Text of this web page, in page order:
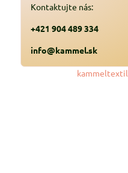
Kontaktujte nás:
+421 904 489 334
info@kammel.sk
kammeltextil